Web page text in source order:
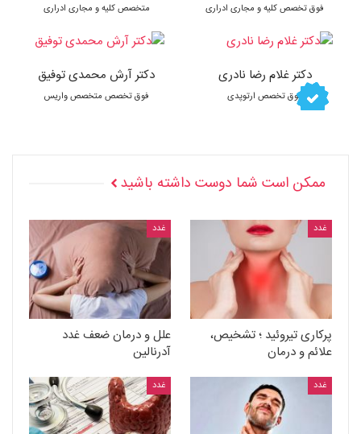
فوق تخصص کلیه و مجاری ادراری
دکتر غلام رضا نادری
فوق تخصص ارتوپدی
متخصص کلیه و مجاری ادراری
دکتر آرش محمدی توفیق
فوق تخصص متخصص واریس
ممکن است شما دوست داشته باشید
غدد
پرکاری تیروئید ؛ تشخیص،
علائم و درمان
غدد
علل و درمان ضعف غدد
آدرنالین
غدد غدد